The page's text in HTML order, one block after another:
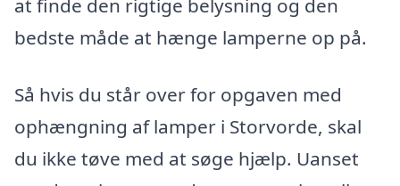
at finde den rigtige belysning og den
bedste måde at hænge lamperne op på.
Så hvis du står over for opgaven med
ophængning af lamper i Storvorde, skal
du ikke tøve med at søge hjælp. Uanset